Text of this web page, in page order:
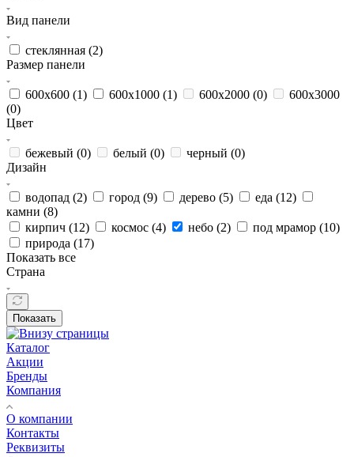
Вид панели
стеклянная (2)
Размер панели
600х600 (1) 600х1000 (1) 600х2000 (0)
600х3000
(0)
Цвет
бежевый (0) белый (0) черный (0)
Дизайн
водопад (2) город (9) дерево (5) еда (12)
камни (8)
кирпич (12) космос (4) небо (2) под мрамор (10)
природа (17)
Показать все
Страна
Показать
Каталог
Акции
Бренды
Компания
О компании
Контакты
Реквизиты